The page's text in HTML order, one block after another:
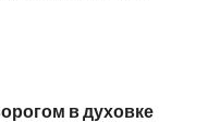
в духовке